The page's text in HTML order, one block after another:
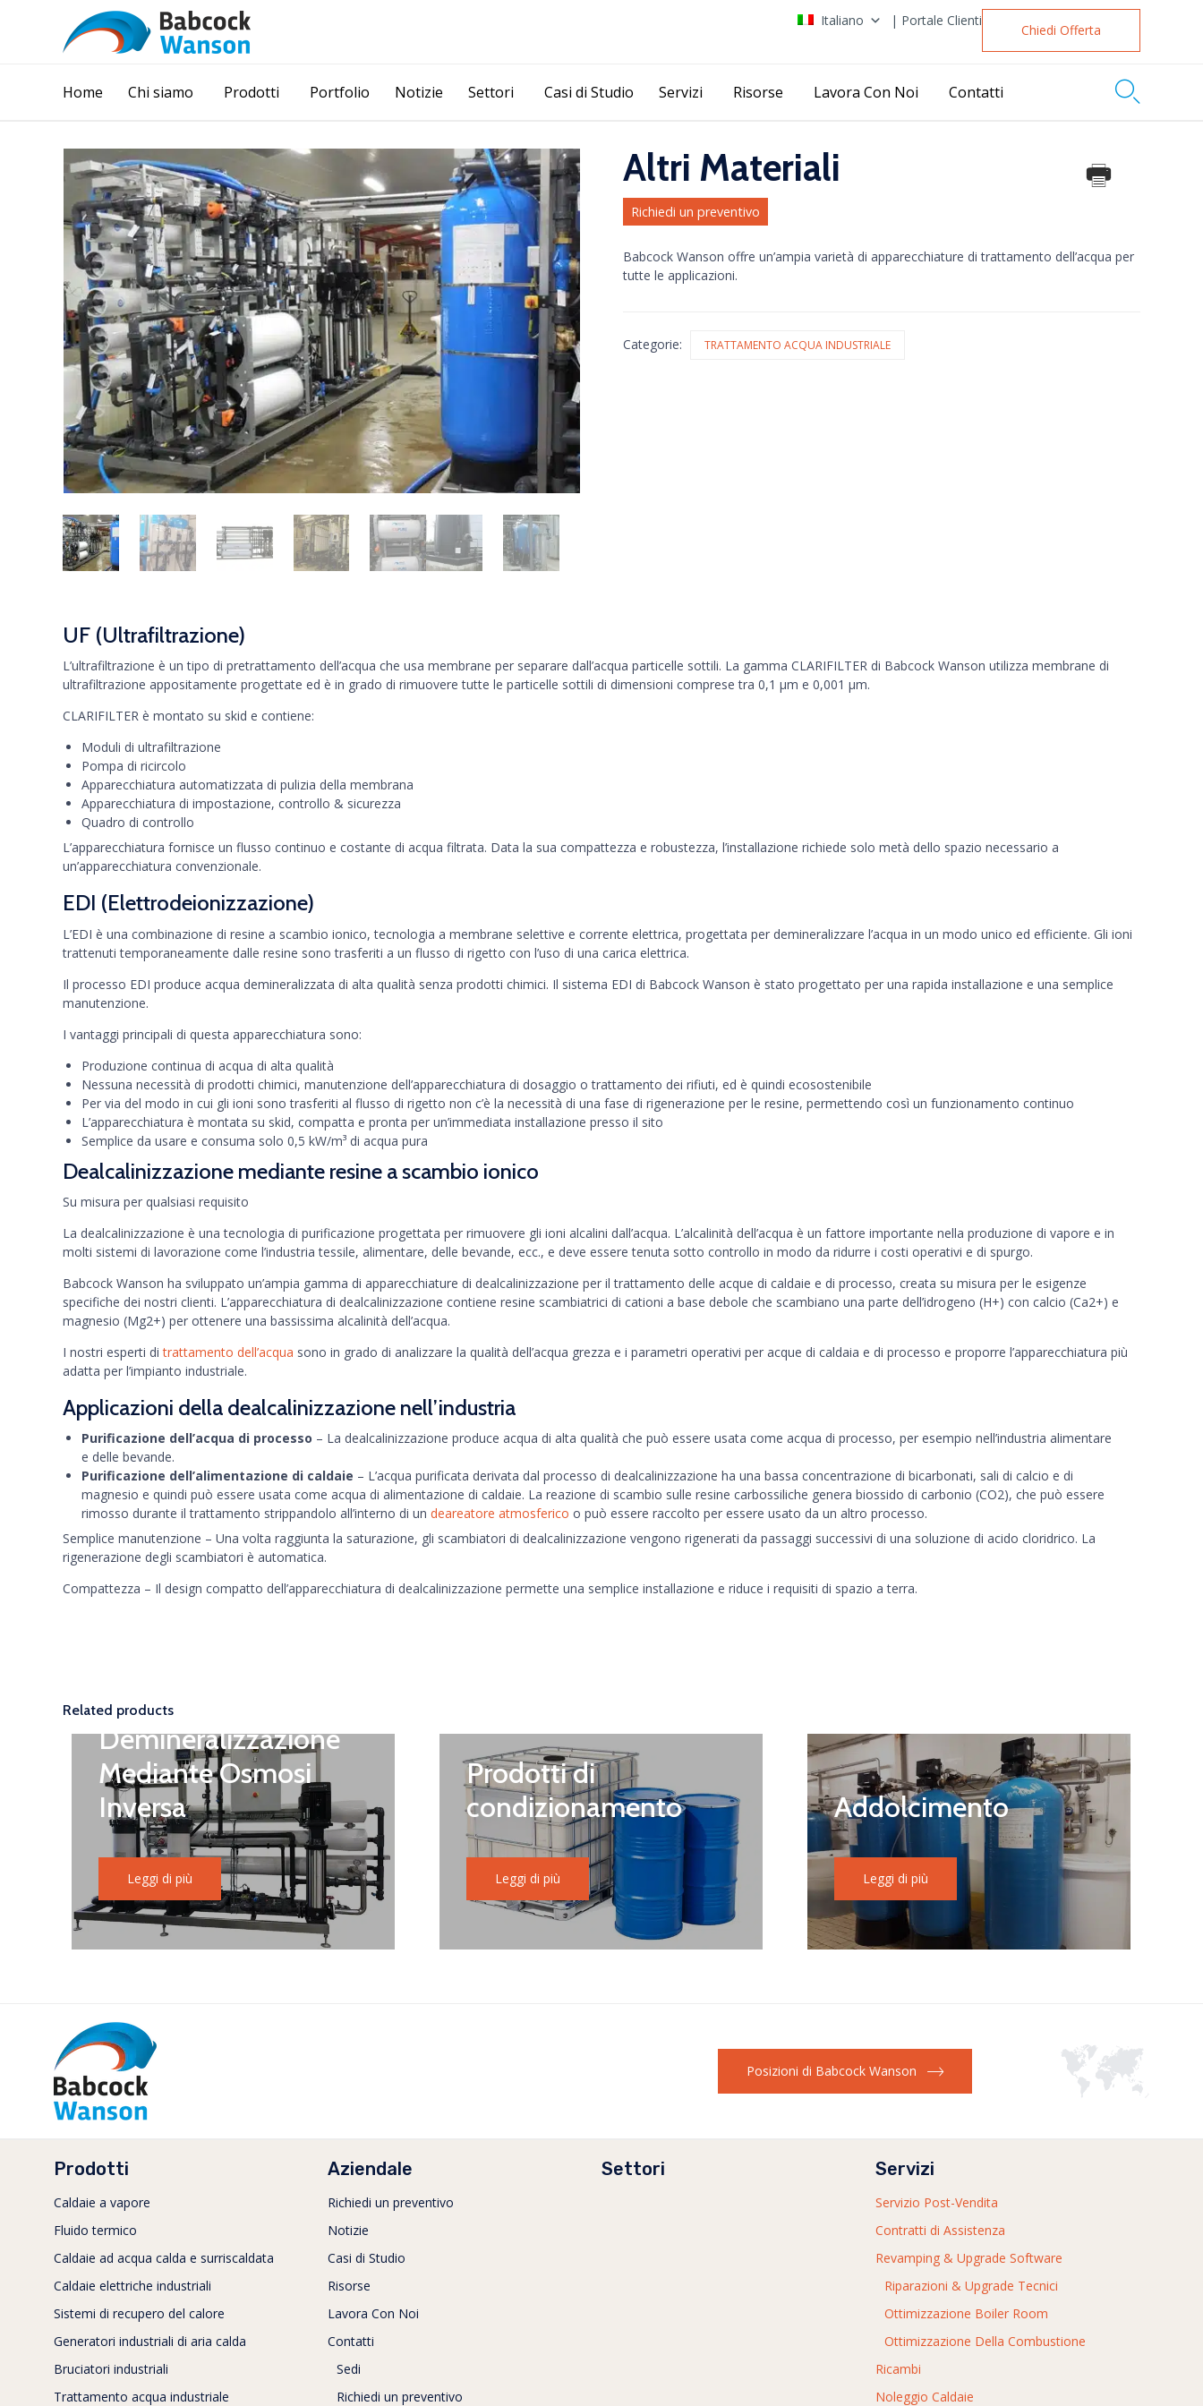
Italiano | Portale Clienti
Chiedi Offerta
to
Home Chi siamo Prodotti Portfolio Notizie Settori Casi di Studio Servizi Risorse Lavora Con Noi Contatti 
Altri Materiali
Richiedi un preventivo
Babcock Wanson offre un’ampia varietà di apparecchiature di trattamento dell’acqua per
tutte le applicazioni.
Categorie: TRATTAMENTO ACQUA INDUSTRIALE
UF (Ultrafiltrazione)
L’ultrafiltrazione è un tipo di pretrattamento dell’acqua che usa membrane per separare dall’acqua particelle sottili. La gamma CLARIFILTER di Babcock Wanson utilizza membrane di
ultrafiltrazione appositamente progettate ed è in grado di rimuovere tutte le particelle sottili di dimensioni comprese tra 0,1 µm e 0,001 µm.
CLARIFILTER è montato su skid e contiene:
Moduli di ultrafiltrazione
Pompa di ricircolo
Apparecchiatura automatizzata di pulizia della membrana
Apparecchiatura di impostazione, controllo & sicurezza
Quadro di controllo
L’apparecchiatura fornisce un flusso continuo e costante di acqua filtrata. Data la sua compattezza e robustezza, l’installazione richiede solo metà dello spazio necessario a
un’apparecchiatura convenzionale.
EDI (Elettrodeionizzazione)
L’EDI è una combinazione di resine a scambio ionico, tecnologia a membrane selettive e corrente elettrica, progettata per demineralizzare l’acqua in un modo unico ed efficiente. Gli ioni
trattenuti temporaneamente dalle resine sono trasferiti a un flusso di rigetto con l’uso di una carica elettrica.
Il processo EDI produce acqua demineralizzata di alta qualità senza prodotti chimici. Il sistema EDI di Babcock Wanson è stato progettato per una rapida installazione e una semplice
manutenzione.
I vantaggi principali di questa apparecchiatura sono:
Produzione continua di acqua di alta qualità
Nessuna necessità di prodotti chimici, manutenzione dell’apparecchiatura di dosaggio o trattamento dei rifiuti, ed è quindi ecosostenibile
Per via del modo in cui gli ioni sono trasferiti al flusso di rigetto non c’è la necessità di una fase di rigenerazione per le resine, permettendo così un funzionamento continuo
L’apparecchiatura è montata su skid, compatta e pronta per un’immediata installazione presso il sito
Semplice da usare e consuma solo 0,5 kW/m³ di acqua pura
Dealcalinizzazione mediante resine a scambio ionico
Su misura per qualsiasi requisito
La dealcalinizzazione è una tecnologia di purificazione progettata per rimuovere gli ioni alcalini dall’acqua. L’alcalinità dell’acqua è un fattore importante nella produzione di vapore e in
molti sistemi di lavorazione come l’industria tessile, alimentare, delle bevande, ecc., e deve essere tenuta sotto controllo in modo da ridurre i costi operativi e di spurgo.
Babcock Wanson ha sviluppato un’ampia gamma di apparecchiature di dealcalinizzazione per il trattamento delle acque di caldaie e di processo, creata su misura per le esigenze
specifiche dei nostri clienti. L’apparecchiatura di dealcalinizzazione contiene resine scambiatrici di cationi a base debole che scambiano una parte dell’idrogeno (H+) con calcio (Ca2+) e
magnesio (Mg2+) per ottenere una bassissima alcalinità dell’acqua.
I nostri esperti ditrattamento dell’acqua sono in grado di analizzare la qualità dell’acqua grezza e i parametri operativi per acque di caldaia e di processo e proporre l’apparecchiatura più
adatta per l’impianto industriale.
Applicazioni della dealcalinizzazione nell’industria
Purificazione dell’acqua di processo – La dealcalinizzazione produce acqua di alta qualità che può essere usata come acqua di processo, per esempio nell’industria alimentare
e delle bevande.
Purificazione dell’alimentazione di caldaie – L’acqua purificata derivata dal processo di dealcalinizzazione ha una bassa concentrazione di bicarbonati, sali di calcio e di
magnesio e quindi può essere usata come acqua di alimentazione di caldaie. La reazione di scambio sulle resine carbossiliche genera biossido di carbonio (CO2), che può essere
rimosso durante il trattamento strippandolo all’interno di un deareatore atmosferico o può essere raccolto per essere usato da un altro processo.
Semplice manutenzione – Una volta raggiunta la saturazione, gli scambiatori di dealcalinizzazione vengono rigenerati da passaggi successivi di una soluzione di acido cloridrico. La
rigenerazione degli scambiatori è automatica.
Compattezza – Il design compatto dell’apparecchiatura di dealcalinizzazione permette una semplice installazione e riduce i requisiti di spazio a terra.
Related products
Leggi di più
Demineralizzazione
Mediante Osmosi
Inversa
Leggi di più
Prodotti di
condizionamento
Leggi di più
Addolcimento
Posizioni di Babcock Wanson
Prodotti
Caldaie a vapore
Fluido termico
Caldaie ad acqua calda e surriscaldata
Caldaie elettriche industriali
Sistemi di recupero del calore
Generatori industriali di aria calda
Bruciatori industriali
Trattamento acqua industriale
Aziendale
Richiedi un preventivo
Notizie
Casi di Studio
Risorse
Lavora Con Noi
Contatti
Sedi
Richiedi un preventivo
Settori Servizi
Servizio Post-Vendita
Contratti di Assistenza
Revamping & Upgrade Software
Riparazioni & Upgrade Tecnici
Ottimizzazione Boiler Room
Ottimizzazione Della Combustione
Ricambi
Noleggio Caldaie